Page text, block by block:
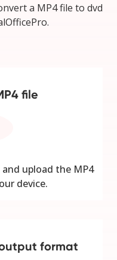
a MP4 file to dvd
file
upload the MP4
device.
format